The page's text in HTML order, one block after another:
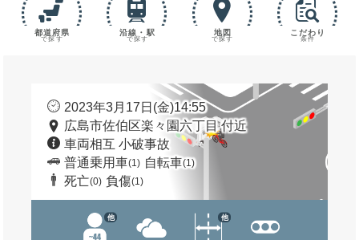
都道府県
で探す
沿線・駅
で探す
地図
で探す
こだわり
条件
2023年3月17日(金)14:55
広島市佐伯区楽々園六丁目 付近
車両相互 小破事故
普通乗用車(1) 自転車(1)
死亡(0) 負傷(1)
他 他